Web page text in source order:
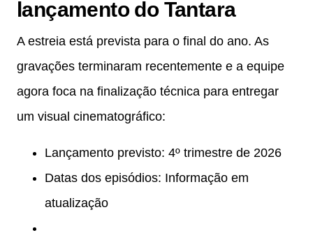
lançamento do Tantara
A estreia está prevista para o final do ano. As
gravações terminaram recentemente e a equipe
agora foca na finalização técnica para entregar
um visual cinematográfico:
Lançamento previsto: 4º trimestre de 2026
Datas dos episódios: Informação em
atualização